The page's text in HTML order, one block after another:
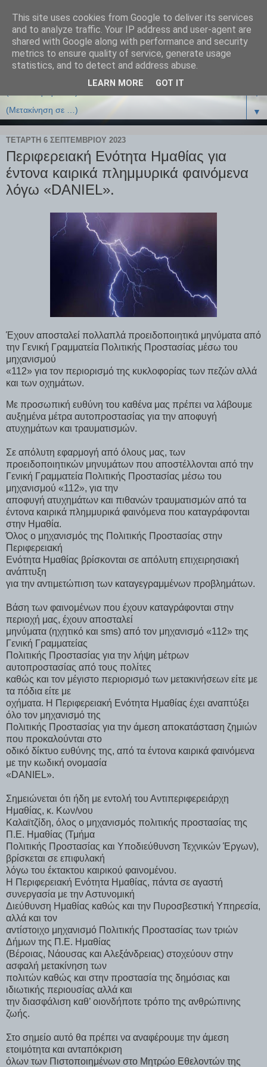
▼
▼
ΤΕΤΆΡΤΗ 6 ΣΕΠΤΕΜΒΡΊΟΥ 2023
Περιφερειακή Ενότητα Ημαθίας για
έντονα καιρικά πλημμυρικά φαινόμενα
λόγω «DANIEL».
Έχουν αποσταλεί πολλαπλά προειδοποιητικά μηνύματα από
την Γενική Γραμματεία Πολιτικής Προστασίας μέσω του
μηχανισμού
«112» για τον περιορισμό της κυκλοφορίας των πεζών αλλά
και των οχημάτων.
Με προσωπική ευθύνη του καθένα μας πρέπει να λάβουμε
αυξημένα μέτρα αυτοπροστασίας για την αποφυγή
ατυχημάτων και τραυματισμών.
Σε απόλυτη εφαρμογή από όλους μας, των
προειδοποιητικών μηνυμάτων που αποστέλλονται από την
Γενική Γραμματεία Πολιτικής Προστασίας μέσω του
μηχανισμού «112», για την
αποφυγή ατυχημάτων και πιθανών τραυματισμών από τα
έντονα καιρικά πλημμυρικά φαινόμενα που καταγράφονται
στην Ημαθία.
Όλος ο μηχανισμός της Πολιτικής Προστασίας στην
Περιφερειακή
Ενότητα Ημαθίας βρίσκονται σε απόλυτη επιχειρησιακή
ανάπτυξη
για την αντιμετώπιση των καταγεγραμμένων προβλημάτων.
Βάση των φαινομένων που έχουν καταγράφονται στην
περιοχή μας, έχουν αποσταλεί
μηνύματα (ηχητικό και sms) από τον μηχανισμό «112» της
Γενική Γραμματείας
Πολιτικής Προστασίας για την λήψη μέτρων
αυτοπροστασίας από τους πολίτες
καθώς και τον μέγιστο περιορισμό των μετακινήσεων είτε με
τα πόδια είτε με
οχήματα. Η Περιφερειακή Ενότητα Ημαθίας έχει αναπτύξει
όλο τον μηχανισμό της
Πολιτικής Προστασίας για την άμεση αποκατάσταση ζημιών
που προκαλούνται στο
οδικό δίκτυο ευθύνης της, από τα έντονα καιρικά φαινόμενα
με την κωδική ονομασία
«DANIEL».
Σημειώνεται ότι ήδη με εντολή του Αντιπεριφερειάρχη
Ημαθίας, κ. Κων/νου
Καλαϊτζίδη, όλος ο μηχανισμός πολιτικής προστασίας της
Π.Ε. Ημαθίας (Τμήμα
Πολιτικής Προστασίας και Υποδιεύθυνση Τεχνικών Έργων),
βρίσκεται σε επιφυλακή
λόγω του έκτακτου καιρικού φαινομένου.
Η Περιφερειακή Ενότητα Ημαθίας, πάντα σε αγαστή
συνεργασία με την Αστυνομική
Διεύθυνση Ημαθίας καθώς και την Πυροσβεστική Υπηρεσία,
αλλά και τον
αντίστοιχο μηχανισμό Πολιτικής Προστασίας των τριών
Δήμων της Π.Ε. Ημαθίας
(Βέροιας, Νάουσας και Αλεξάνδρειας) στοχεύουν στην
ασφαλή μετακίνηση των
πολιτών καθώς και στην προστασία της δημόσιας και
ιδιωτικής περιουσίας αλλά και
την διασφάλιση καθ’ οιονδήποτε τρόπο της ανθρώπινης
ζωής.
Στο σημείο αυτό θα πρέπει να αναφέρουμε την άμεση
ετοιμότητα και ανταπόκριση
όλων των Πιστοποιημένων στο Μητρώο Εθελοντών της
This site uses cookies from Google to deliver its services
and to analyze traffic. Your IP address and user-agent are
shared with Google along with performance and security
metrics to ensure quality of service, generate usage
statistics, and to detect and address abuse.
LEARN MORE GOT IT